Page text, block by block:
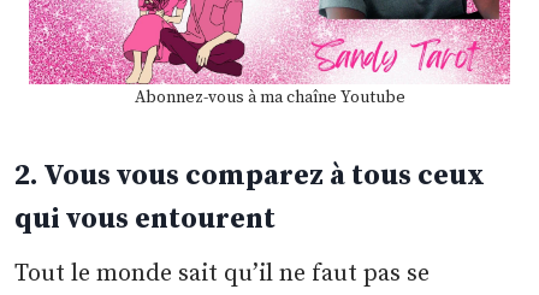
Abonnez-vous à ma chaîne Youtube
2. Vous vous comparez à tous ceux
qui vous entourent
Tout le monde sait qu’il ne faut pas se